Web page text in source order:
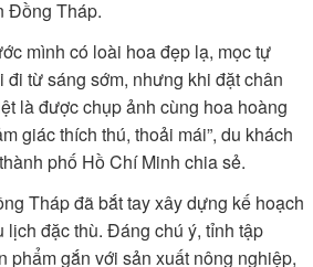
Ðồng Tháp.
mình có loài hoa đẹp lạ, mọc tự
đi từ sáng sớm, nhưng khi đặt chân
là được chụp ảnh cùng hoa hoàng
giác thích thú, thoải mái”, du khách
phố Hồ Chí Minh chia sẻ.
Tháp đã bắt tay xây dựng kế hoạch
lịch đặc thù. Ðáng chú ý, tỉnh tập
phẩm gắn với sản xuất nông nghiệp,